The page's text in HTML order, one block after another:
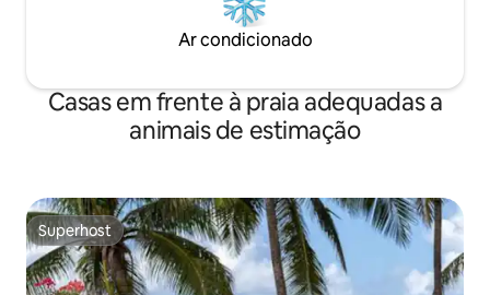
Ar condicionado
Casas em frente à praia adequadas a
animais de estimação
Superhost
Superhost